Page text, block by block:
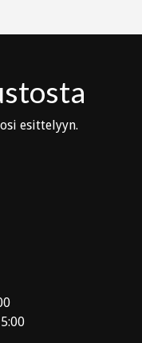
esittelyyn.